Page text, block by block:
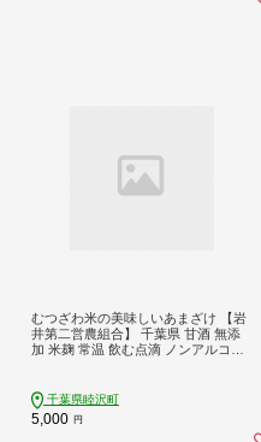
むつざわ米の美味しいあまざけ 【岩
井第二営農組合】 千葉県 甘酒 無添
加 米麹 常温 飲む点滴 ノンアルコー
千葉県睦沢町
5,000 円